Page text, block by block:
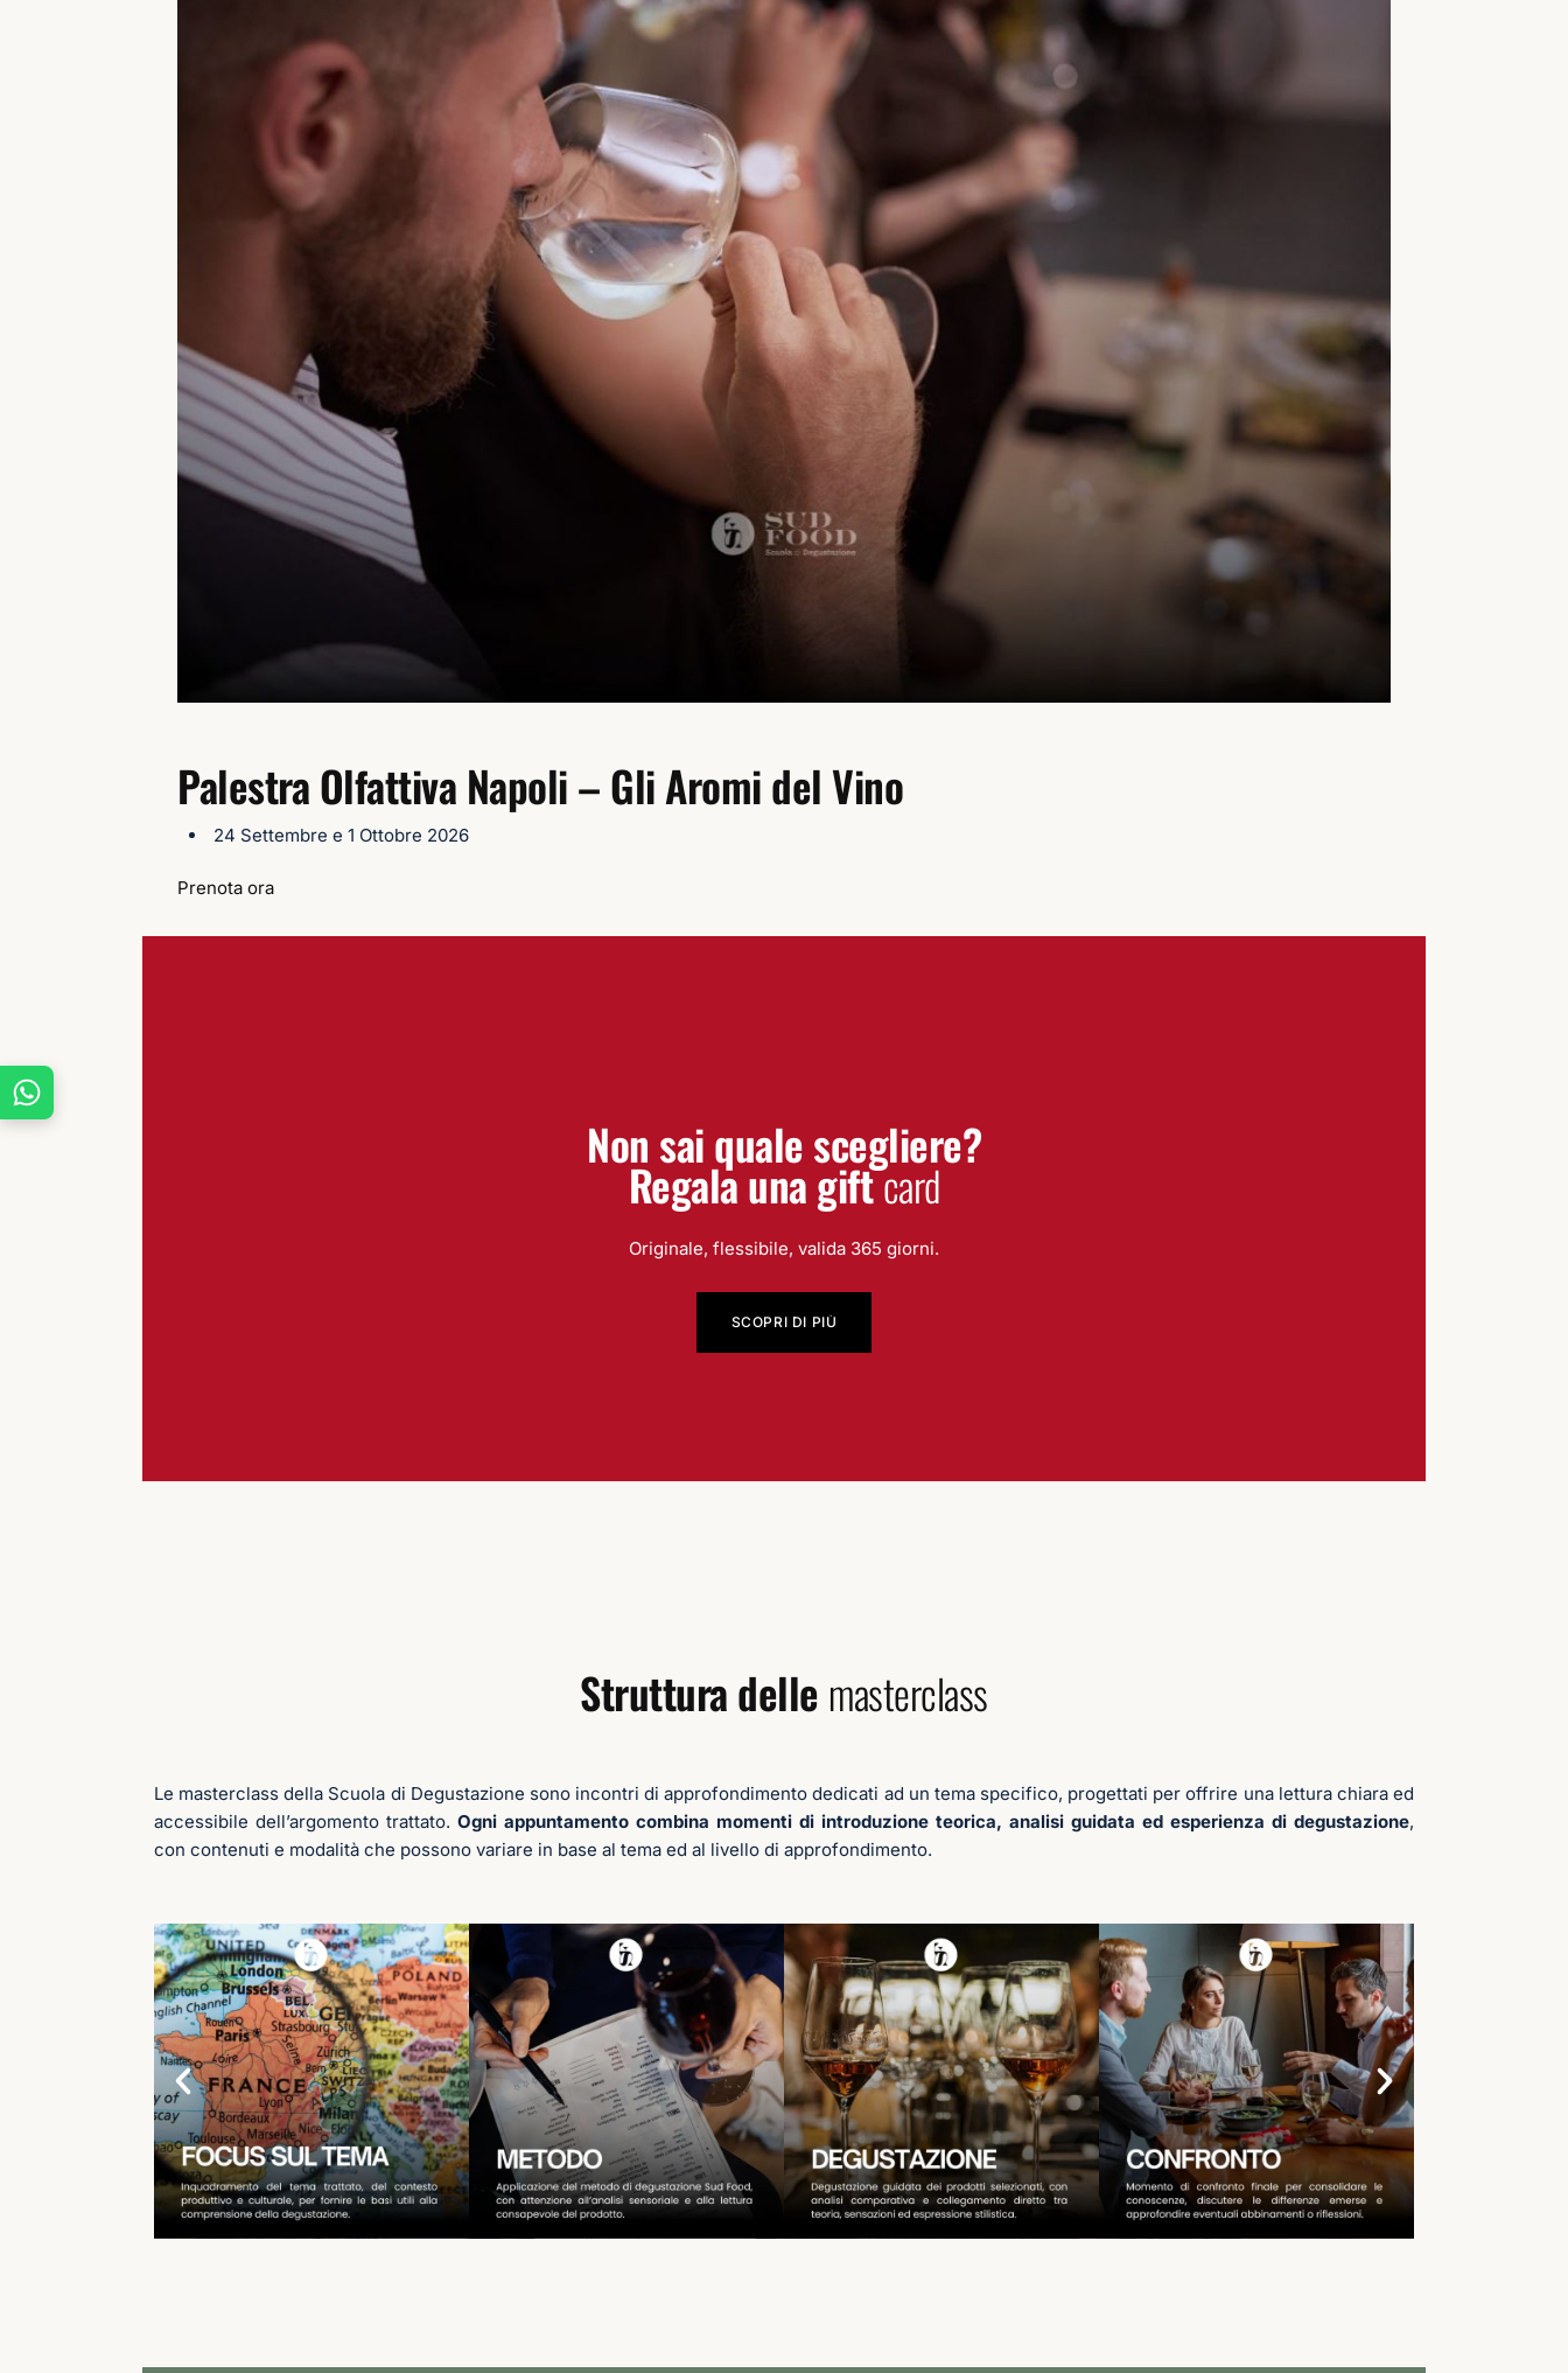
Palestra Olfattiva Napoli – Gli Aromi del Vino
24 Settembre e 1 Ottobre 2026
Prenota ora
Non sai quale scegliere?
Regala una giftcard
Originale, flessibile, valida 365 giorni.
SCOPRI DI PIÙ
Struttura delle masterclass
Le masterclass della Scuola di Degustazione sono incontri di approfondimento dedicati ad un tema specifico, progettati per offrire una lettura chiara ed
accessibile dell’argomento trattato. Ogni appuntamento combina momenti di introduzione teorica, analisi guidata ed esperienza di degustazione,
con contenuti e modalità che possono variare in base al tema ed al livello di approfondimento.